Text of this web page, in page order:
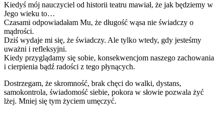
Kiedyś mój nauczyciel od historii teatru mawiał, że jak będziemy w
Jego wieku to…
Czasami odpowiadałam Mu, że długość wąsa nie świadczy o
mądrości.
Dziś wydaje mi się, że świadczy. Ale tylko wtedy, gdy jesteśmy
uważni i refleksyjni.
Kiedy przyglądamy się sobie, konsekwencjom naszego zachowania
i cierpienia bądź radości z tego płynących.
Dostrzegam, że skromność, brak chęci do walki, dystans,
samokontrola, świadomość siebie, pokora w słowie pozwala żyć
lżej. Mniej się tym życiem umęczyć.